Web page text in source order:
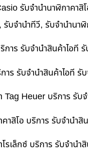
รับจำนำนาฬิกาคา
บจำนำทีวี, รับจำนำนา
การ รับจำนำสินค้าไอที
าร รับจำนำสินค้าไอที
Tag Heuer บริการ รับ
าสิโอ บริการ รับจำนำ
รเล็กซ์ บริการ รับจำน